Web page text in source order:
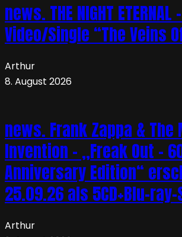
news. THE NIGHT ETERNAL
Video/Single “The Veins
Arthur
8. August 2026
news. Frank Zappa & The
Invention – „Freak Out –
Anniversary Edition“
25.09.26 als 5CD+Blu-
Arthur